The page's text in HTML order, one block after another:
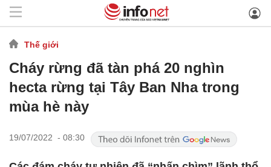
Thế giới
Cháy rừng đã tàn phá 20 nghìn
hecta rừng tại Tây Ban Nha trong
mùa hè này
19/07/2022 - 08:30